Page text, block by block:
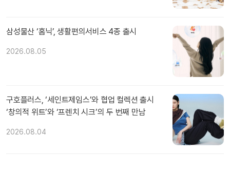
삼성물산 ‘홈닉’, 생활편의서비스 4종 출시
2026.08.05
구호플러스, ‘세인트제임스’와 협업 컬렉션 출시
‘창의적 위트’와 ‘프렌치 시크’의 두 번째 만남
2026.08.04